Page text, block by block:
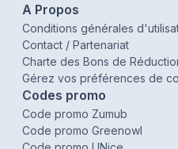
A Propos
Conditions générales
Contact / Partenariat
Charte des Bons de
Gérez vos préférences de
Codes promo
Code promo Zumub
Code promo Greenowl